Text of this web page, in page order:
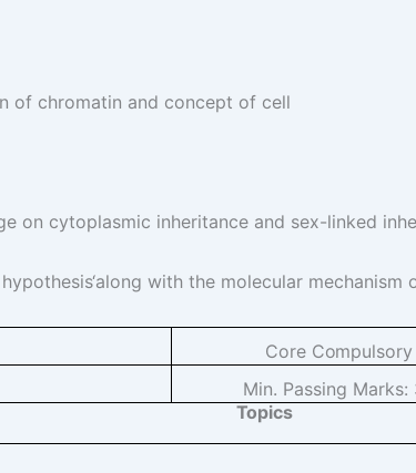
of chromatin and concept of cell
on cytoplasmic inheritance and sex-linked
with the molecular mechanism
CoreCompulsory
Min. Passing Marks:
Topics